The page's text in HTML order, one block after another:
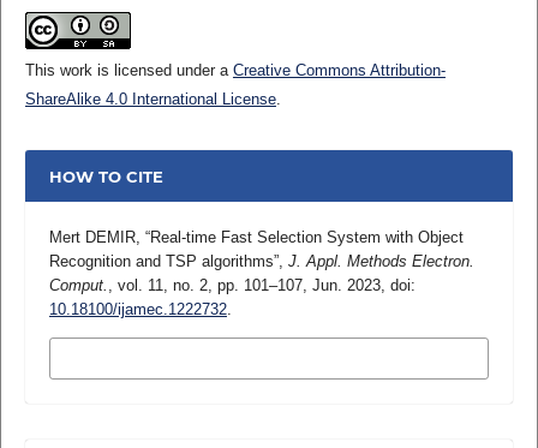
This work is licensed under a Creative Commons Attribution-
ShareAlike 4.0 International License.
HOW TO CITE
Mert DEMIR, “Real-time Fast Selection System with Object
Recognition and TSP algorithms”, J. Appl. Methods Electron.
Comput. , vol. 11, no. 2, pp. 101–107, Jun. 2023, doi:
10.18100/ijamec.1222732.